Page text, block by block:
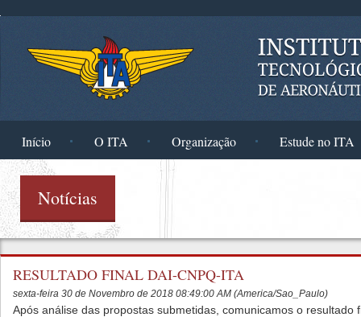
Início O ITA Organização Estude no ITA
Notícias
RESULTADO FINAL DAI-CNPQ-ITA
sexta-feira 30 de Novembro de 2018 08:49:00 AM (America/Sao_Paulo)
Após análise das propostas submetidas, comunicamos o